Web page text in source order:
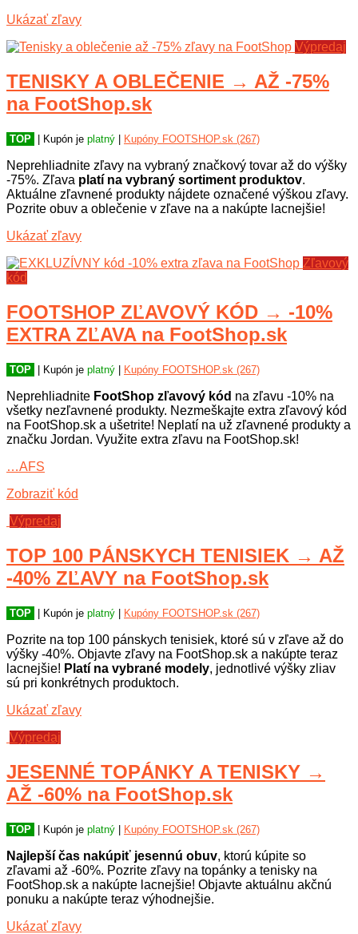
Ukázať zľavy
Výpredaj
TENISKY A OBLEČENIE → AŽ -75%
na FootShop.sk
TOP | Kupón je platný Kupóny FOOTSHOP.sk (267)
Neprehliadnite zľavy na vybraný značkový tovar až do výšky
-75%. Zľava platí na vybraný sortiment produktov.
Aktuálne zľavnené produkty nájdete označené výškou zľavy.
Pozrite obuv a oblečenie v zľave na a nakúpte lacnejšie!
Ukázať zľavy
Zľavový
kód
FOOTSHOP ZĽAVOVÝ KÓD → -10%
EXTRA ZĽAVA na FootShop.sk
TOP | Kupón je platný Kupóny FOOTSHOP.sk (267)
Neprehliadnite FootShop zľavový kód na zľavu -10% na
všetky nezľavnené produkty. Nezmeškajte extra zľavový kód
na FootShop.sk a ušetrite! Neplatí na už zľavnené produkty a
značku Jordan. Využite extra zľavu na FootShop.sk!
…AFS
Zobraziť kód
Výpredaj
TOP 100 PÁNSKYCH TENISIEK → AŽ
-40% ZĽAVY na FootShop.sk
TOP | Kupón je platný | Kupóny FOOTSHOP.sk (267)
Pozrite na top 100 pánskych tenisiek, ktoré sú v zľave až do
výšky -40%. Objavte zľavy na FootShop.sk a nakúpte teraz
lacnejšie! Platí na vybrané modely, jednotlivé výšky zliav
sú pri konkrétnych produktoch.
Ukázať zľavy
Výpredaj
JESENNÉ TOPÁNKY A TENISKY →
AŽ -60% na FootShop.sk
TOP | Kupón je platný | Kupóny FOOTSHOP.sk (267)
Najlepší čas nakúpiť jesennú obuv, ktorú kúpite so
zľavami až -60%. Pozrite zľavy na topánky a tenisky na
FootShop.sk a nakúpte lacnejšie! Objavte aktuálnu akčnú
ponuku a nakúpte teraz výhodnejšie.
Ukázať zľavy